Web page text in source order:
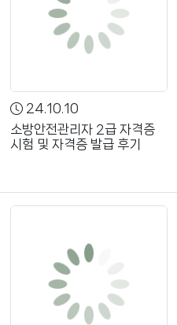
24.10.10
소방안전관리자 2급 자격증
시험 및 자격증 발급 후기